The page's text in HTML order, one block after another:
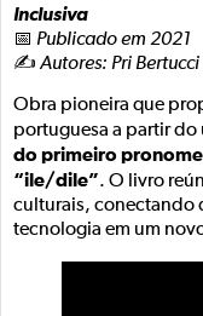
Inclusiva
📅 Publicado em 2021
✍️ Autores: Pri
Obra pioneira que
portuguesa a partir do
do primeiro
“ile/dile”. O livro
culturais, conectando
tecnologia em um